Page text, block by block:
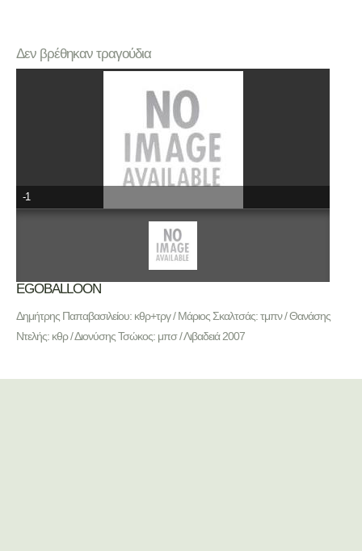
Δεν βρέθηκαν τραγούδια
-1
ΕGOBALLOON
Δημήτρης Παπαβασιλείου: κθρ+τργ / Μάριος Σκαλτσάς: τμπν / Θανάσης
Ντελής: κθρ / Διονύσης Τσώκος: μπσ / Λιβαδειά 2007